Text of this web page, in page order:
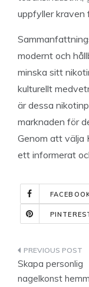
uppfyller kraven
modernt och
minska sitt
kulturellt
är dessa
marknaden för
Genom att välja
ett informerat
Skapa personlig
nagelkonst